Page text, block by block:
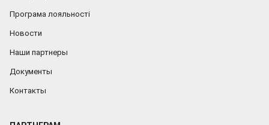
Програма лояльності
Новости
Наши партнеры
Документы
Контакты